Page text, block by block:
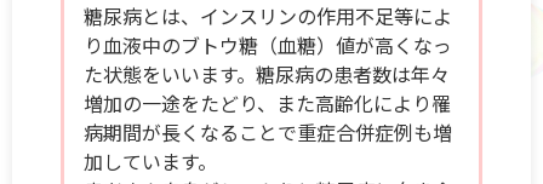
糖尿病とは、インスリンの作用不足等によ
り血液中のブトウ糖（血糖）値が高くなっ
た状態をいいます。糖尿病の患者数は年々
増加の一途をたどり、また高齢化により罹
病期間が長くなることで重症合併症例も増
加しています。